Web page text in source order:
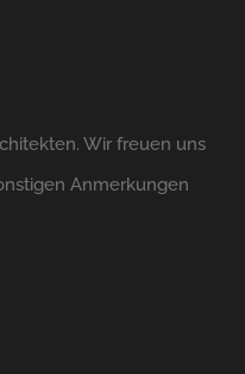
Wir freuen uns
Anmerkungen